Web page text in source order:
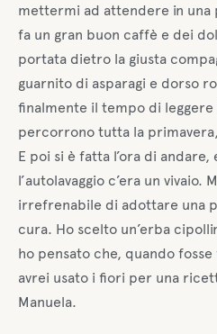
mettermi ad attendere in una
fa un gran buon caffè e dei
portata dietro la giusta
guarnito di asparagi e dorso
finalmente il tempo di
percorrono tutta la
E poi si è fatta l’ora di
l’autolavaggio c’era un vivaio.
irrefrenabile di adottare una
cura. Ho scelto un’erba
ho pensato che, quando
avrei usato i fiori per una
Manuela.